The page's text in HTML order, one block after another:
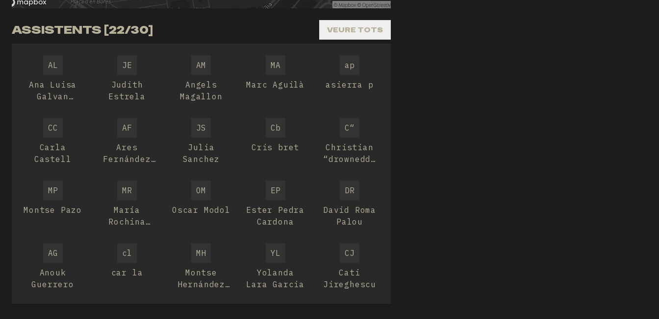
ASSISTENTS [22/30] VEURE TOTS
AL
Ana Luisa
Galvan
JE
Judith
Estrela
AM
Angels
Magallon
MA
Marc Aguilà
ap
asierra p
CC
Carla
Castell
AF
Ares
Fernández
JS
Julia
Sanchez
Cb
Cris bret
C“
Christian
“drownedd”
MP
Montse Pazo
MR
María
Rochina
OM
Oscar Modol
EP
Ester Pedra
Cardona
DR
David Roma
Palou
AG
Anouk
Guerrero
cl
car la
MH
Montse
Hernández
YL
Yolanda
Lara Garcia
CJ
Cati
Jireghescu